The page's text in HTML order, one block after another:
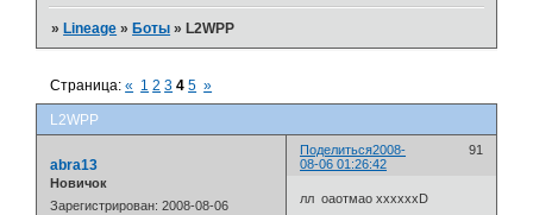
»Lineage »Боты »L2WPP
L2WPP
Страница:« 1 2 3 4 5 »
Поделиться 91
2008-
08-06 01:26:42
abra13
Новичок
Зарегистрирован: 2008-08-06
лл оаотмао ххххххD